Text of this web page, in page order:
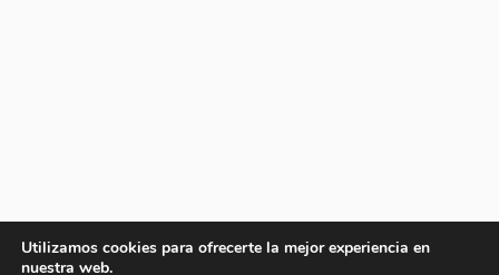
Utilizamos cookies para ofrecerte la mejor experiencia en
nuestra web.